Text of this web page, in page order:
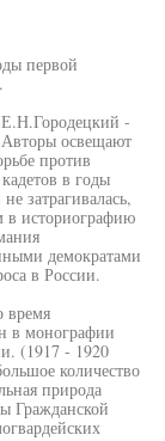
первой
Е.Н.Городецкий -
Авторы освещают
против
в годы
затрагивалась,
в историографию
демократами
в России.
время
в монографии
(1917 - 1920
количество
природа
Гражданской